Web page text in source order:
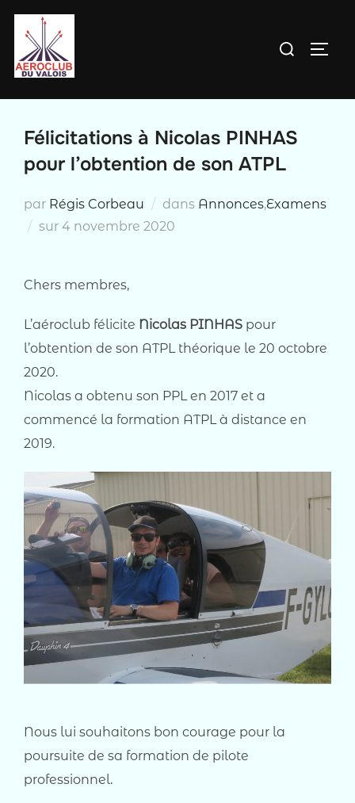
contenu
Rechercher :
Félicitations à Nicolas PINHAS
pour l’obtention de son ATPL
par Régis Corbeau dans Annonces,Examens
sur Publié
4 novembre 2020
Chers membres,
L’aéroclub félicite Nicolas PINHAS pour
l’obtention de son ATPL théorique le 20 octobre
2020.
Nicolas a obtenu son PPL en 2017 et a
commencé la formation ATPL à distance en
2019.
Nous lui souhaitons bon courage pour la
poursuite de sa formation de pilote
professionnel.